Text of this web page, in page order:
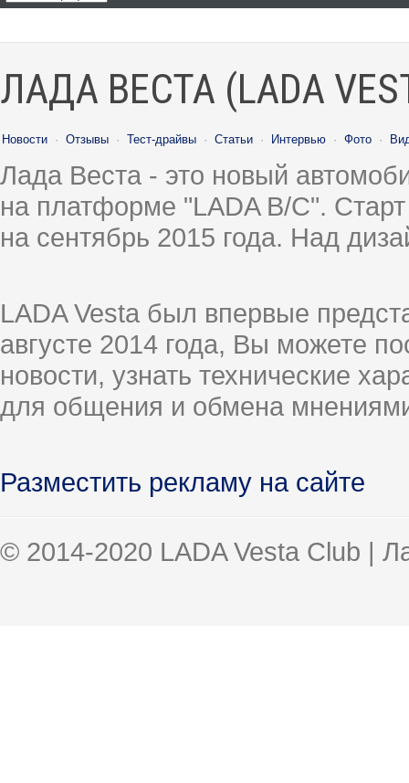
ЛАДА ВЕСТА (LADA
Новости · Отзывы · Тест-драйвы · Статьи · Интервью · Фото ·
Лада Веста - это новый
на платформе "LADA B/C".
на сентябрь 2015 года. Над
LADA Vesta был впервые
августе 2014 года, Вы можете
новости, узнать технические
для общения и обмена
Разместить рекламу на сайте
© 2014-2020 LADA Vesta Club |